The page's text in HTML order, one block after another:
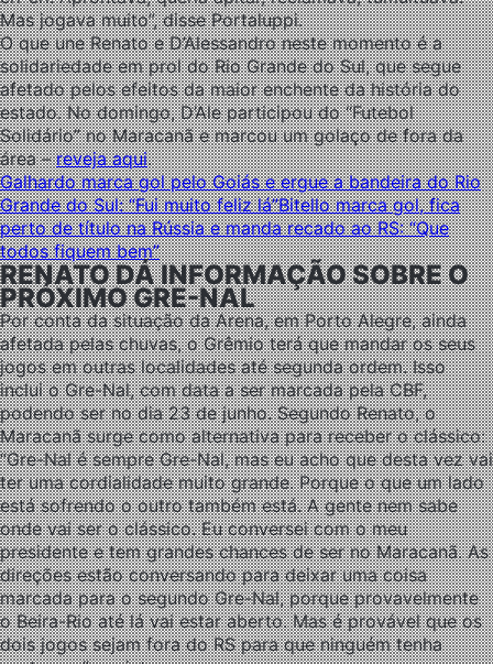
Mas jogava muito”, disse Portaluppi.
O que une Renato e D’Alessandro neste momento é a
solidariedade em prol do Rio Grande do Sul, que segue
afetado pelos efeitos da maior enchente da história do
estado. No domingo, D’Ale participou do “Futebol
Solidário” no Maracanã e marcou um golaço de fora da
área –reveja aqui.
Galhardo marca gol pelo Goiás e ergue a bandeira do Rio
Grande do Sul: “Fui muito feliz lá”Bitello marca gol, fica
perto de título na Rússia e manda recado ao RS: “Que
todos fiquem bem”
RENATO DÁ INFORMAÇÃO SOBRE O
PRÓXIMO GRE-NAL
Por conta da situação da Arena, em Porto Alegre, ainda
afetada pelas chuvas, o Grêmio terá que mandar os seus
jogos em outras localidades até segunda ordem. Isso
inclui o Gre-Nal, com data a ser marcada pela CBF,
podendo ser no dia 23 de junho. Segundo Renato, o
Maracanã surge como alternativa para receber o clássico:
“Gre-Nal é sempre Gre-Nal, mas eu acho que desta vez vai
ter uma cordialidade muito grande. Porque o que um lado
está sofrendo o outro também está. A gente nem sabe
onde vai ser o clássico. Eu conversei com o meu
presidente e tem grandes chances de ser no Maracanã. As
direções estão conversando para deixar uma coisa
marcada para o segundo Gre-Nal, porque provavelmente
o Beira-Rio até lá vai estar aberto. Mas é provável que os
dois jogos sejam fora do RS para que ninguém tenha